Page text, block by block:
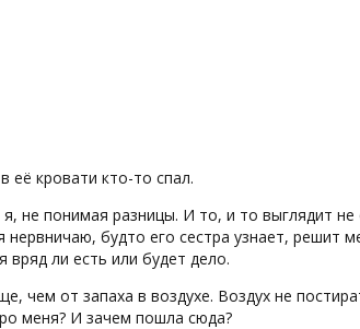
её кровати кто-то спал.
не понимая разницы. И то, и то выглядит
будто его сестра узнает, решит
ли есть или будет дело.
чем от запаха в воздухе. Воздух не
меня? И зачем пошла сюда?